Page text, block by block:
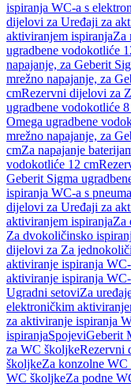
ispiranja WC-a s
dijelovi za Uređaji za
aktiviranjem ispiranjaZa
ugradbene vodokotliće
napajanje, za Geberit
mrežno napajanje, za
cmRezervni dijelovi za
ugradbene vodokotliće
Omega ugradbene
mrežno napajanje, za
cmZa napajanje
vodokotliće 12 cm
Geberit Sigma
ispiranja WC-a s
dijelovi za Uređaji za
aktiviranjem ispiranjaZa
Za dvokoličinsko
dijelovi za Za
aktiviranje ispiranja
aktiviranje ispiranja
Ugradni setoviZa
elektroničkim
za aktiviranje ispiranja
ispiranjaSpojeviGeberit
za WC školjkeRezervni
školjkeZa konzolne WC
WC školjkeZa podne